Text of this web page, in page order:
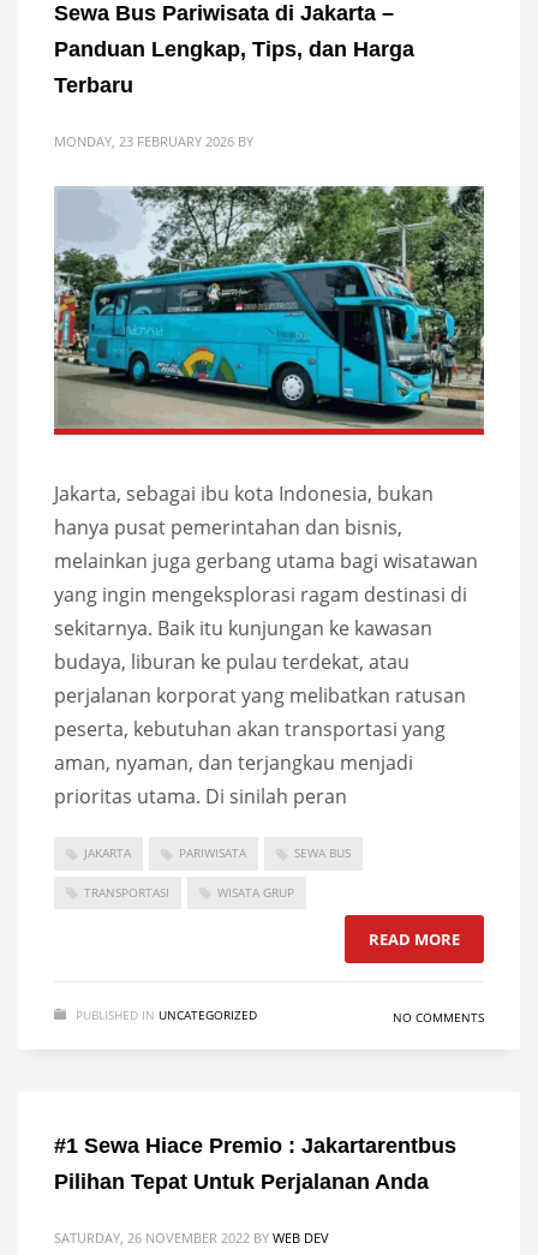
Sewa Bus Pariwisata di Jakarta –
Panduan Lengkap, Tips, dan Harga
Terbaru
MONDAY, 23 FEBRUARY 2026 BY
Jakarta, sebagai ibu kota Indonesia, bukan
hanya pusat pemerintahan dan bisnis,
melainkan juga gerbang utama bagi wisatawan
yang ingin mengeksplorasi ragam destinasi di
sekitarnya. Baik itu kunjungan ke kawasan
budaya, liburan ke pulau terdekat, atau
perjalanan korporat yang melibatkan ratusan
peserta, kebutuhan akan transportasi yang
aman, nyaman, dan terjangkau menjadi
prioritas utama. Di sinilah peran
JAKARTA PARIWISATA SEWA BUS
TRANSPORTASI WISATA GRUP
READ MORE
PUBLISHED IN UNCATEGORIZED NO COMMENTS
#1 Sewa Hiace Premio : Jakartarentbus
Pilihan Tepat Untuk Perjalanan Anda
SATURDAY, 26 NOVEMBER 2022 BY WEB DEV